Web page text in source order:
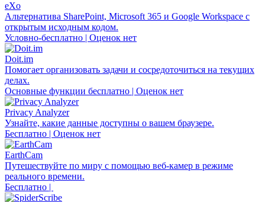
eXo
Альтернатива SharePoint, Microsoft 365 и Google Workspace с
открытым исходным кодом.
Условно-бесплатно | Оценок нет
Doit.im
Помогает организовать задачи и сосредоточиться на текущих
делах.
Основные функции бесплатно | Оценок нет
Privacy Analyzer
Узнайте, какие данные доступны о вашем браузере.
Бесплатно | Оценок нет
EarthCam
Путешествуйте по миру с помощью веб-камер в режиме
реального времени.
Бесплатно |